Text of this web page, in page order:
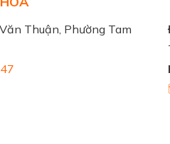
Thuận, Phường Tam